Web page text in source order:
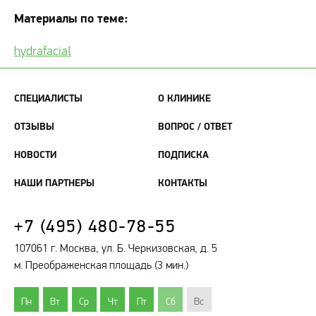
Материалы по теме:
hydrafacial
СПЕЦИАЛИСТЫ О КЛИНИКЕ
ОТЗЫВЫ ВОПРОС / ОТВЕТ
НОВОСТИ ПОДПИСКА
НАШИ ПАРТНЕРЫ КОНТАКТЫ
+7 (495) 480-78-55
107061 г. Москва, ул. Б. Черкизовская, д. 5
м. Преображенская площадь (3 мин.)
Пн Вт Ср Чт Пт Сб Вс